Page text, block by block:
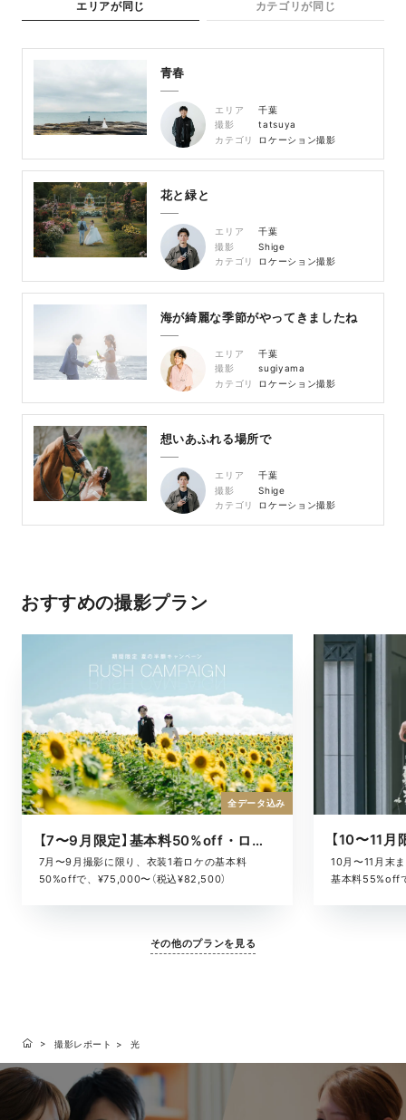
エリアが同じ カテゴリが同じ
青春
エリア
千葉
撮影
tatsuya
カテゴリ
ロケーション撮影
花と緑と
エリア
千葉
撮影
Shige
カテゴリ
ロケーション撮影
海が綺麗な季節がやってきましたね
エリア
千葉
撮影
sugiyama
カテゴリ
ロケーション撮影
想いあふれる場所で
エリア
千葉
撮影
Shige
カテゴリ
ロケーション撮影
おすすめの撮影プラン
【7〜9月限定】基本料50%off・ロケキャンペーン
7月〜9月撮影に限り、衣装1着ロケの基本料
50%offで、¥75,000〜（税込¥82,500）
全データ込み
10月〜11月末
基本料55%off
その他のプランを見る
撮影レポート 光